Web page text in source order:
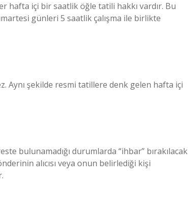
hafta içi bir saatlik öğle tatili hakkı vardır. Bu
günleri 5 saatlik çalışma ile birlikte
Aynı şekilde resmi tatillere denk gelen hafta içi
bulunamadığı durumlarda “ihbar” bırakılacak
alıcısı veya onun belirlediği kişi